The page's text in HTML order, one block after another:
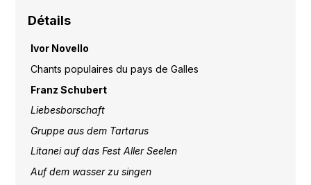
Détails
Ivor Novello
Chants populaires du pays de Galles
Franz Schubert
Liebesborschaft
Gruppe aus dem Tartarus
Litanei auf das Fest Aller Seelen
Auf dem wasser zu singen